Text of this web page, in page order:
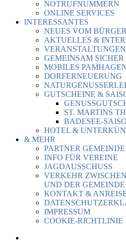
NOTRUFNUMMERN
ONLINE SERVICES
INTERESSANTES
NEUES VOM
AKTUELLES &
VERANSTALTUNGEN
GEMEINSAM SICHER
MOBILES
DORFERNEUERUNG
GUTSCHEINE &
ST. MARTINS
BADESEE-
HOTEL &
& MEHR
PARTNER
INFO FÜR VEREINE
JAGDAUSSCHUSS
VERKEHR
UND DER
KONTAKT &
IMPRESSUM
COOKIE-RICHTLINIE